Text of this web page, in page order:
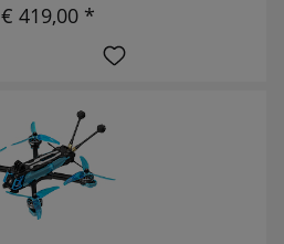
€ 419,00 *